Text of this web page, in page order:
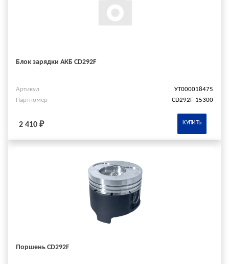
Блок зарядки АКБ CD292F
Артикул
УТ000018475
Партномер
CD292F-15300
2 410 ₽ КУПИТЬ
Поршень CD292F